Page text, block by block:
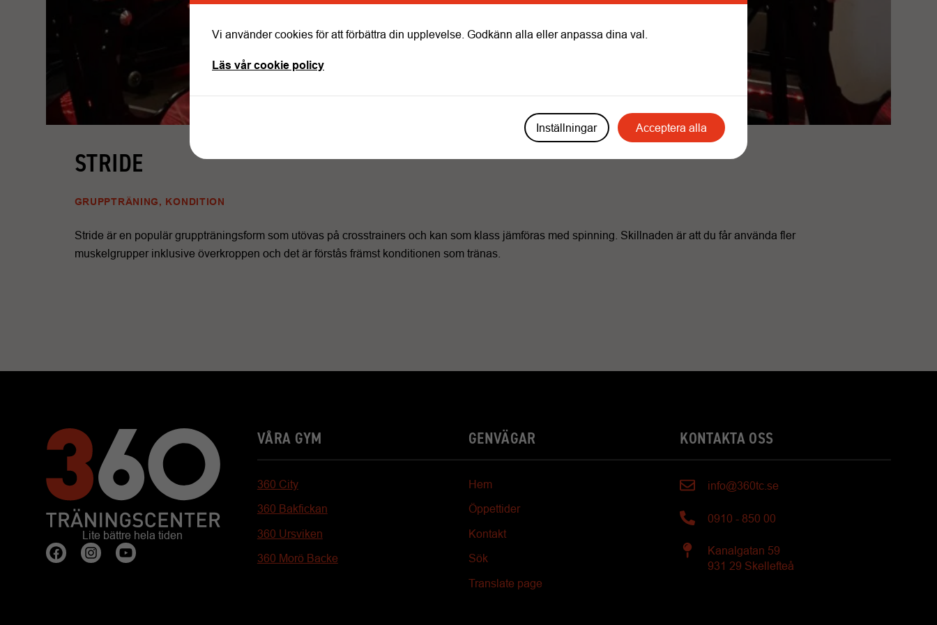
STRIDE
GRUPPTRÄNING, KONDITION
Stride är en populär gruppträningsform som utövas på crosstrainers och kan som klass jämföras med spinning. Skillnaden är att du får använda fler
muskelgrupper inklusive överkroppen och det är förstås främst konditionen som tränas.
Lite bättre hela tiden
VÅRA GYM
360 City
360 Bakfickan
360 Ursviken
360 Morö Backe
GENVÄGAR
Hem
Öppettider
Kontakt
Sök
Translate page
KONTAKTA OSS
info@360tc.se
0910 - 850 00
Kanalgatan 59
931 29 Skellefteå
Vi använder cookies för att förbättra din upplevelse. Godkänn alla eller anpassa dina val.
Läs vår cookie policy
Inställningar Acceptera alla